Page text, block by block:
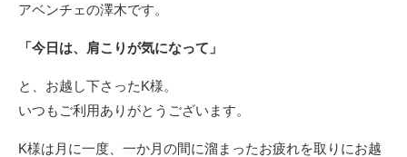
アベンチェの澤木です。
「今日は、肩こりが気になって」
と、お越し下さったK様。
いつもご利用ありがとうございます。
K様は月に一度、一か月の間に溜まったお疲れを取りにお越